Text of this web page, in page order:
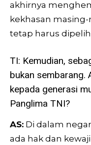
akhirnya
kekhasan
tetap harus
TI: Kemudian,
bukan sembarang.
kepada generasi
Panglima TNI?
AS: Di dalam
ada hak dan